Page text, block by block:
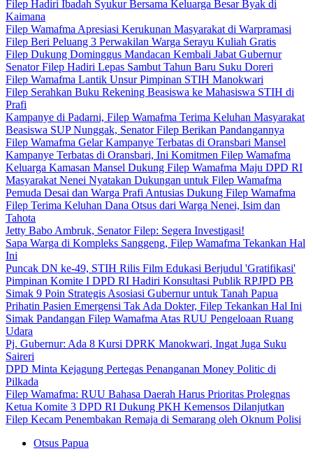
Filep Hadiri Ibadah Syukur Bersama Keluarga Besar Byak di
Kaimana
Filep Wamafma Apresiasi Kerukunan Masyarakat di Warpramasi
Filep Beri Peluang 3 Perwakilan Warga Serayu Kuliah Gratis
Filep Dukung Dominggus Mandacan Kembali Jabat Gubernur
Senator Filep Hadiri Lepas Sambut Tahun Baru Suku Doreri
Filep Wamafma Lantik Unsur Pimpinan STIH Manokwari
Filep Serahkan Buku Rekening Beasiswa ke Mahasiswa STIH di
Prafi
Kampanye di Padarni, Filep Wamafma Terima Keluhan Masyarakat
Beasiswa SUP Nunggak, Senator Filep Berikan Pandangannya
Filep Wamafma Gelar Kampanye Terbatas di Oransbari Mansel
Kampanye Terbatas di Oransbari, Ini Komitmen Filep Wamafma
Keluarga Kamasan Mansel Dukung Filep Wamafma Maju DPD RI
Masyarakat Nenei Nyatakan Dukungan untuk Filep Wamafma
Pemuda Desai dan Warga Prafi Antusias Dukung Filep Wamafma
Filep Terima Keluhan Dana Otsus dari Warga Nenei, Isim dan
Tahota
Jetty Babo Ambruk, Senator Filep: Segera Investigasi!
Sapa Warga di Kompleks Sanggeng, Filep Wamafma Tekankan Hal
Ini
Puncak DN ke-49, STIH Rilis Film Edukasi Berjudul 'Gratifikasi'
Pimpinan Komite I DPD RI Hadiri Konsultasi Publik RPJPD PB
Simak 9 Poin Strategis Asosiasi Gubernur untuk Tanah Papua
Prihatin Pasien Emergensi Tak Ada Dokter, Filep Tekankan Hal Ini
Simak Pandangan Filep Wamafma Atas RUU Pengeloaan Ruang
Udara
Pj. Gubernur: Ada 8 Kursi DPRK Manokwari, Ingat Juga Suku
Saireri
DPD Minta Kejagung Pertegas Penanganan Money Politic di
Pilkada
Filep Wamafma: RUU Bahasa Daerah Harus Prioritas Prolegnas
Ketua Komite 3 DPD RI Dukung PKH Kemensos Dilanjutkan
Filep Kecam Penembakan Remaja di Semarang oleh Oknum Polisi
Otsus Papua